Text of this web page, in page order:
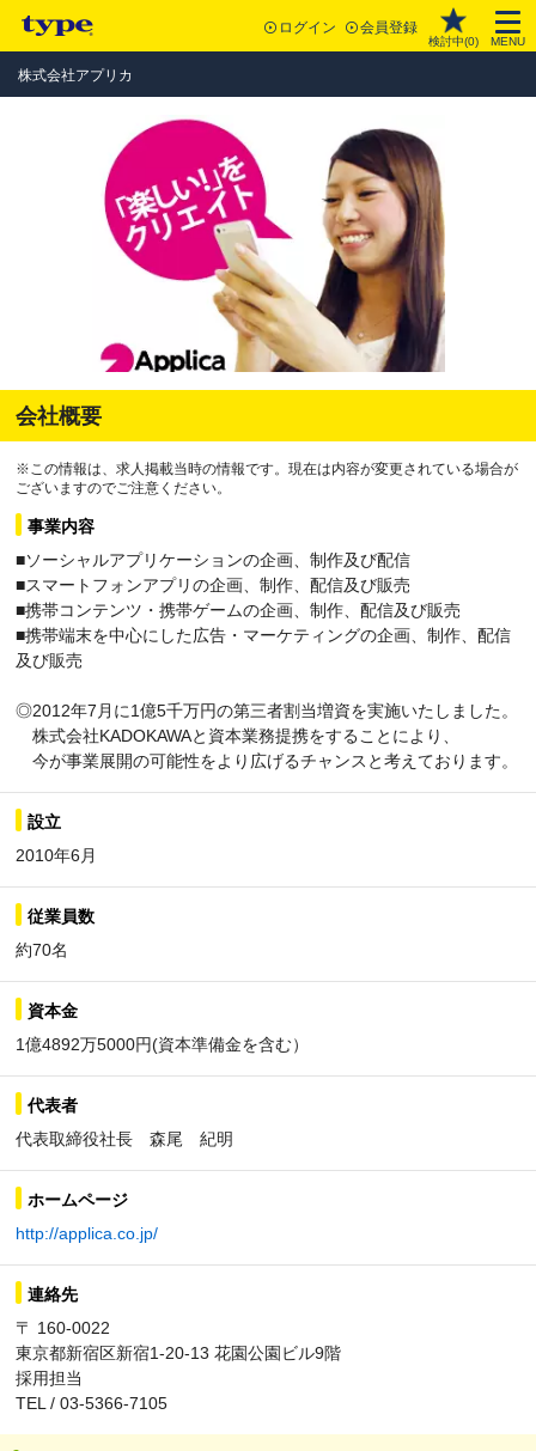
ログイン 会員登録
検討中(0) MENU
株式会社アプリカ
会社概要
※この情報は、求人掲載当時の情報です。現在は内容が変更されている場合が
ございますのでご注意ください。
事業内容
■ソーシャルアプリケーションの企画、制作及び配信
■スマートフォンアプリの企画、制作、配信及び販売
■携帯コンテンツ・携帯ゲームの企画、制作、配信及び販売
■携帯端末を中心にした広告・マーケティングの企画、制作、配信
及び販売
◎2012年7月に1億5千万円の第三者割当増資を実施いたしました。
株式会社KADOKAWAと資本業務提携をすることにより、
今が事業展開の可能性をより広げるチャンスと考えております。
設立
2010年6月
従業員数
約70名
資本金
1億4892万5000円(資本準備金を含む）
代表者
代表取締役社長 森尾 紀明
ホームページ
http://applica.co.jp/
連絡先
〒 160-0022
東京都新宿区新宿1-20-13 花園公園ビル9階
採用担当
TEL / 03-5366-7105